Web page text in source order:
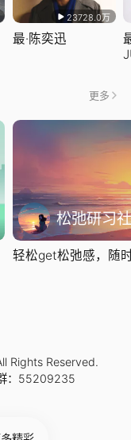
23728.0万
最·陈奕迅
更多
松弛研习社
轻松get松弛感，随
Rights Reserved.
：55209235